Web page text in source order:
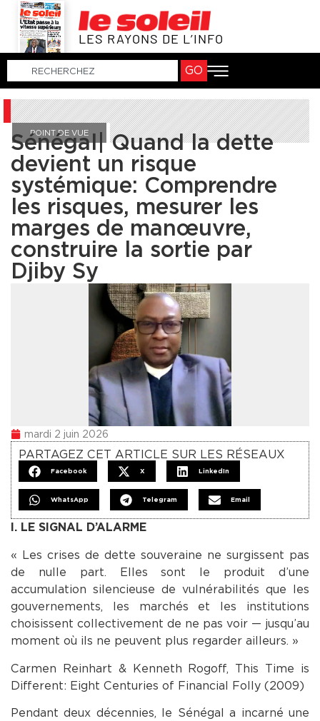
LES RAYONS DE L’INFO
GO
POINT DE VUE
Sénégal| Quand la dette
devient un risque
systémique: Comprendre
les risques, mesurer les
marges de manœuvre,
construire la sortie par
Djiby Sy
mardi 2 juin 2026
PARTAGEZ CET ARTICLE SUR LES RÉSEAUX
Facebook X LinkedIn
WhatsApp Telegram Email
I. LE SIGNAL D’ALARME
« Les crises de dette souveraine ne surgissent pas
de nulle part. Elles sont le produit d’une
accumulation silencieuse de vulnérabilités que les
gouvernements, les marchés et les institutions
choisissent collectivement de ne pas voir — jusqu’au
moment où ils ne peuvent plus regarder ailleurs. »
Carmen Reinhart & Kenneth Rogoff, This Time is
Different: Eight Centuries of Financial Folly (2009)
Pendant deux décennies, le Sénégal a incarné une